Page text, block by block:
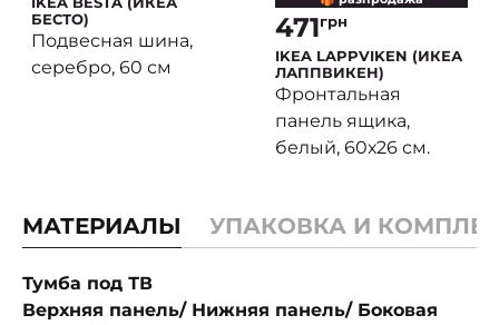
БЕСТО)
Подвесная шина,
серебро, 60 см
471грн
IKEA LAPPVIKEN (ИКЕА
ЛАППВИКЕН)
Фронтальная
панель ящика,
белый, 60х26 см.
МАТЕРИАЛЫ УПАКОВКА И
Тумба под ТВ
Верхняя панель/ Нижняя панель/ Боковая